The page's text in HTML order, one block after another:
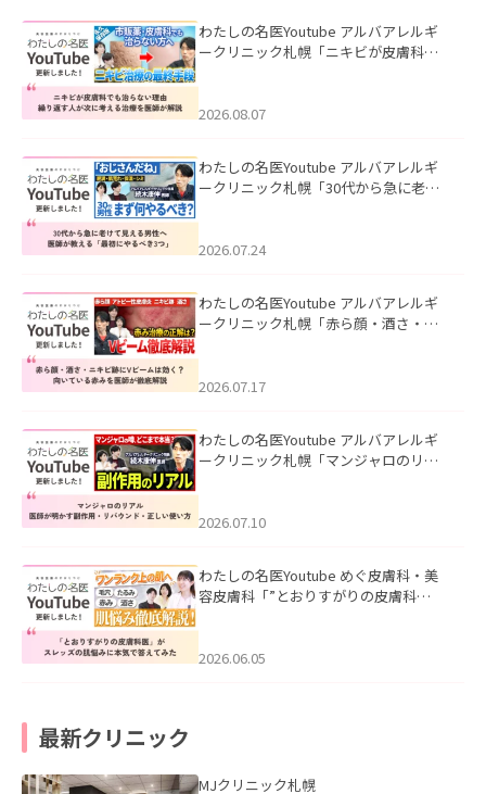
わたしの名医Youtube アルバアレルギ
ークリニック札幌「ニキビが皮膚科で
ました。
2026.08.07
わたしの名医Youtube アルバアレルギ
ークリニック札幌「30代から急に老け
た。
2026.07.24
わたしの名医Youtube アルバアレルギ
ークリニック札幌「赤ら顔・酒さ・ニ
した。
2026.07.17
わたしの名医Youtube アルバアレルギ
ークリニック札幌「マンジャロのリア
た。
2026.07.10
わたしの名医Youtube めぐ皮膚科・美
容皮膚科「”とおりすがりの皮膚科
2026.06.05
最新クリニック
MJクリニック札幌